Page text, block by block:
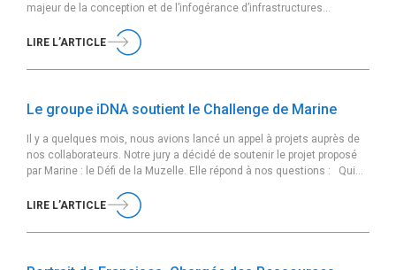
majeur de la conception et de l’infogérance d’infrastructures
Fondé en 2011 et basé à Paris, le Groupe iDNA accompagne ses
LIRE L’ARTICLE
Le groupe iDNA soutient le Challenge de Marine
Il y a quelques mois, nous avions lancé un appel à projets auprès de
nos collaborateurs. Notre jury a décidé de soutenir le projet proposé
par Marine : le Défi de la Muzelle. Elle répond à nos questions : Qui
Marine, je viens […]
LIRE L’ARTICLE